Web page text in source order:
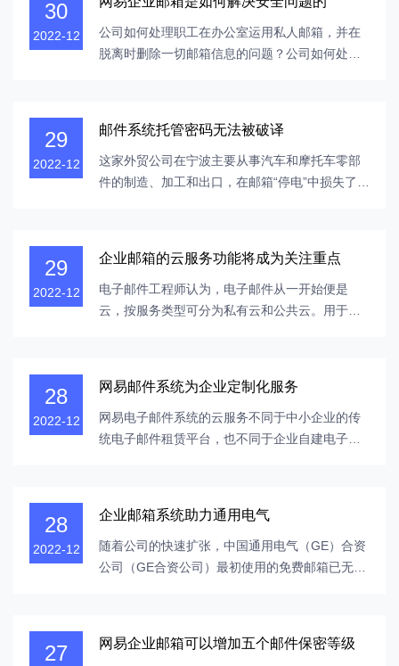
冗余设计提高了系统性能和容错能力。这不会影
响用户的使用，因为其他服务将在服务器故障...
30
2022-12
公司如何处理职工在办公室运用私人邮箱，并在
脱离时删除一切邮箱信息的问题？公司如何处理
348。公司的域名是公司邮箱的一致后缀，一切职
工的邮箱都“作为公司的域名”，发明了公司...
29
2022-12
邮件系统托管密码无法被破译
这家外贸公司在宁波主要从事汽车和摩托车零部
件的制造、加工和出口，在邮箱“停电”中损失了
在安全问题。首次将动态密码保护技术应用于企
业邮箱时，解决了密码安全问题。为什么公...
29
2022-12
企业邮箱的云服务功能将成为关注重点
电子邮件工程师认为，电子邮件从一开始便是
云，按服务类型可分为私有云和公共云。用于自
究所、我国建设银行和其他生活领域的139个邮
箱。自2012年8月以来，COREMAIL已为1300多
万商业用户...
28
2022-12
网易邮件系统为企业定制化服务
网易电子邮件系统的云服务不同于中小企业的传
统电子邮件租赁平台，也不同于企业自建电子邮
术网易邮件系统云计算平台，以强大的Dell高端四
核服务器和NAS存储设备作为硬件环境；...
28
2022-12
企业邮箱系统助力通用电气
随着公司的快速扩张，中国通用电气（GE）合资
公司（GE合资公司）最初使用的免费邮箱已无法
列问题，如早期的整体规划困难、缺乏后期维护
27 网易企业邮箱可以增加五个邮件保密等级